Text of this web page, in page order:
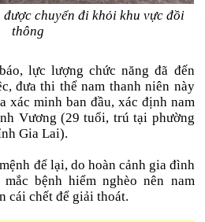
chuyển đi khỏi khu vực đồi
thông
lực lượng chức năng đã đến
đưa thi thể nam thanh niên này
xác minh ban đầu, xác định nam
Vương (29 tuổi, trú tại phường
Gia Lai).
để lại, do hoàn cảnh gia đình
bệnh hiểm nghèo nên nam
cái chết để giải thoát.